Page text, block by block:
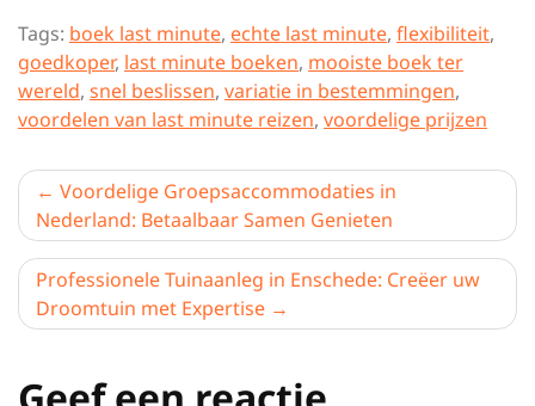
Tags: boek last minute, echte last minute, flexibiliteit,
goedkoper, last minute boeken, mooiste boek ter
wereld, snel beslissen, variatie in bestemmingen,
voordelen van last minute reizen, voordelige prijzen
Berichtnavigatie
Voordelige Groepsaccommodaties in
Nederland: Betaalbaar Samen Genieten
Professionele Tuinaanleg in Enschede: Creëer uw
Droomtuin met Expertise